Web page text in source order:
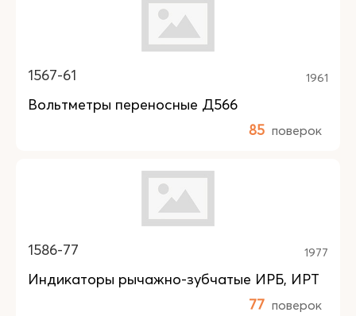
1567-61 1961
Вольтметры переносные Д566
85 поверок
1586-77 1977
Индикаторы рычажно-зубчатые ИРБ, ИРТ
77 поверок